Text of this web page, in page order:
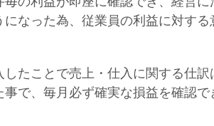
なった為、従業員の利益に対す
たことで売上・仕入に関する仕
で、毎月必ず確実な損益を確認で